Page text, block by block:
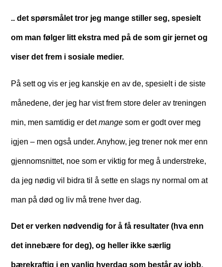
.. det spørsmålet tror jeg mange stiller seg, spesielt
om man følger litt ekstra med på de som gir jernet og
viser det frem i sosiale medier.
På sett og vis er jeg kanskje en av de, spesielt i de siste
månedene, der jeg har vist frem store deler av treningen
min, men samtidig er detmangesom er godt over meg
igjen – men også under. Anyhow, jeg trener nok mer enn
gjennomsnittet, noe som er viktig for meg å understreke,
da jeg nødig vil bidra til å sette en slags ny normal om at
man på død og liv må trene hver dag.
Det er verken nødvendig for å få resultater (hva enn
det innebære for deg), og heller ikke særlig
bærekraftig i en vanlig hverdag som består av jobb,